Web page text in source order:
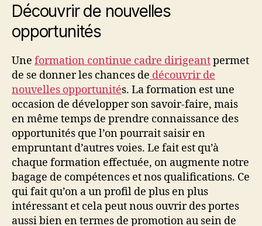
Découvrir de nouvelles
opportunités
Une formation continue cadre dirigeantpermet
de se donner les chances de découvrir de
nouvelles opportunités. La formation est une
occasion de développer son savoir-faire, mais
en même temps de prendre connaissance des
opportunités que l’on pourrait saisir en
empruntant d’autres voies. Le fait est qu’à
chaque formation effectuée, on augmente notre
bagage de compétences et nos qualifications. Ce
qui fait qu’on a un profil de plus en plus
intéressant et cela peut nous ouvrir des portes
aussi bien en termes de promotion au sein de